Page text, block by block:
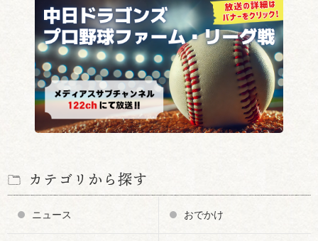
カテゴリから探す
ニュース おでかけ